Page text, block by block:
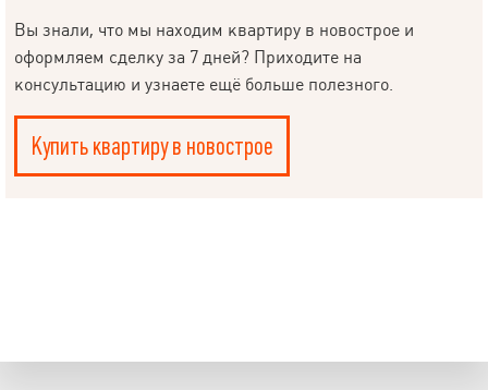
Вы знали, что мы находим квартиру в новострое и
оформляем сделку за 7 дней? Приходите на
консультацию и узнаете ещё больше полезного.
Купить квартиру в новострое